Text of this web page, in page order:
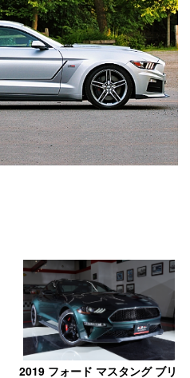
2019 フォード マスタング ブリ